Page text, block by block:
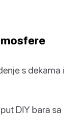
s dekama i
DIY bara sa